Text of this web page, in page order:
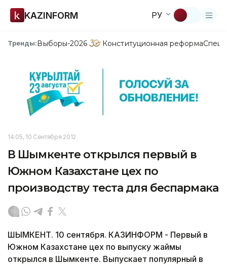
KAZINFORM РУ
Тренды:Выборы-2026 Конституционная реформа
14:05, 10 Сентября 2012
В Шымкенте открылся первый в
Южном Казахстане цех по
производству теста для беспармака
ШЫМКЕНТ. 10 сентября. КАЗИНФОРМ - Первый в
Южном Казахстане цех по выпуску жаймы
открылся в Шымкенте. Выпускает популярный в